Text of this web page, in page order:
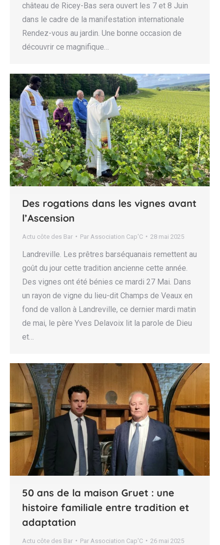
château de Ricey-Bas sera ouvert les 7 et 8 Juin
dans le cadre de la manifestation internationale
Rendez-vous au jardin. Une bonne occasion de
découvrir ce magnifique…
Des rogations dans les vignes avant
l’Ascension
Actu côte des Bar Par Association Cap'C 28 mai 2025
Landreville. Les prêtres barséquanais remettent au
goût du jour cette tradition ancienne cette année.
Des vignes ont été bénies ce mardi 27 Mai. Dans
un rayon de vigne du lieu-dit Champs de Veaux en
fond de vallon à Landreville, ce dernier mardi matin
de mai, le père Yves Delavoix lit la parole de Dieu
et…
50 ans de la maison Gruet : une
histoire familiale entre tradition et
adaptation
Actu côte des Bar Par Association Cap'C 26 mai 2025